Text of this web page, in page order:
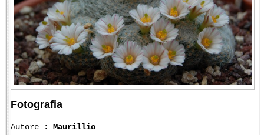
Fotografia
Autore : Maurillio